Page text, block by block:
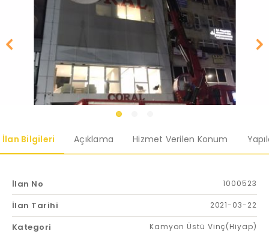
İlan Bilgileri Açıklama Hizmet Verilen Konum
İlan No 1000523
İlan Tarihi 2021-03-22
Kategori Kamyon Üstü Vinç(Hiyap)